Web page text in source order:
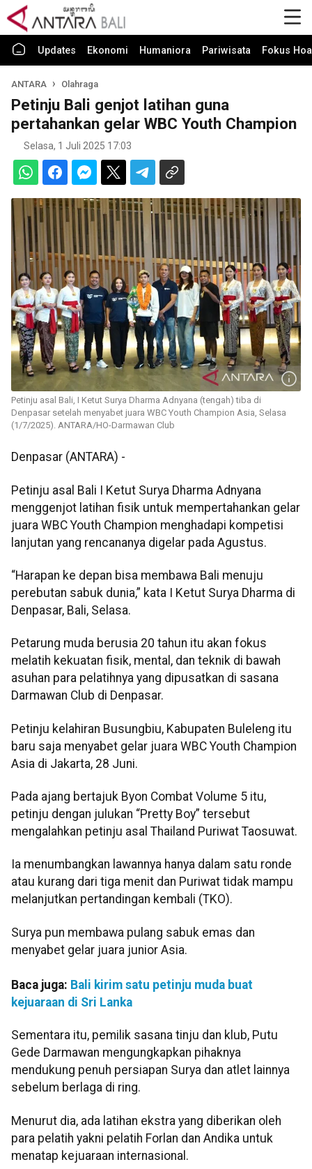
Updates Ekonomi Humaniora Pariwisata Fokus
ANTARA Olahraga
Petinju Bali genjot latihan guna
pertahankan gelar WBC Youth Champion
Selasa, 1 Juli 2025 17:03
Petinju asal Bali, I Ketut Surya Dharma Adnyana (tengah) tiba di
Denpasar setelah menyabet juara WBC Youth Champion Asia, Selasa
(1/7/2025). ANTARA/HO-Darmawan Club
Denpasar (ANTARA) -
Petinju asal Bali I Ketut Surya Dharma Adnyana
menggenjot latihan fisik untuk mempertahankan gelar
juara WBC Youth Champion menghadapi kompetisi
lanjutan yang rencananya digelar pada Agustus.
“Harapan ke depan bisa membawa Bali menuju
perebutan sabuk dunia,” kata I Ketut Surya Dharma di
Denpasar, Bali, Selasa.
Petarung muda berusia 20 tahun itu akan fokus
melatih kekuatan fisik, mental, dan teknik di bawah
asuhan para pelatihnya yang dipusatkan di sasana
Darmawan Club di Denpasar.
Petinju kelahiran Busungbiu, Kabupaten Buleleng itu
baru saja menyabet gelar juara WBC Youth Champion
Asia di Jakarta, 28 Juni.
Pada ajang bertajuk Byon Combat Volume 5 itu,
petinju dengan julukan “Pretty Boy” tersebut
mengalahkan petinju asal Thailand Puriwat Taosuwat.
Ia menumbangkan lawannya hanya dalam satu ronde
atau kurang dari tiga menit dan Puriwat tidak mampu
melanjutkan pertandingan kembali (TKO).
Surya pun membawa pulang sabuk emas dan
menyabet gelar juara junior Asia.
Baca juga: Bali kirim satu petinju muda buat
kejuaraan di Sri Lanka
Sementara itu, pemilik sasana tinju dan klub, Putu
Gede Darmawan mengungkapkan pihaknya
mendukung penuh persiapan Surya dan atlet lainnya
sebelum berlaga di ring.
Menurut dia, ada latihan ekstra yang diberikan oleh
para pelatih yakni pelatih Forlan dan Andika untuk
menatap kejuaraan internasional.